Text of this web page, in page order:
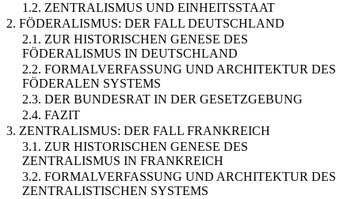
1.2. ZENTRALISMUS UND EINHEITSSTAAT
2. FÖDERALISMUS: DER FALL DEUTSCHLAND
2.1. ZUR HISTORISCHEN GENESE DES
FÖDERALISMUS IN DEUTSCHLAND
2.2. FORMALVERFASSUNG UND ARCHITEKTUR DES
FÖDERALEN SYSTEMS
2.3. DER BUNDESRAT IN DER GESETZGEBUNG
2.4. FAZIT
3. ZENTRALISMUS: DER FALL FRANKREICH
3.1. ZUR HISTORISCHEN GENESE DES
ZENTRALISMUS IN FRANKREICH
3.2. FORMALVERFASSUNG UND ARCHITEKTUR DES
ZENTRALISTISCHEN SYSTEMS